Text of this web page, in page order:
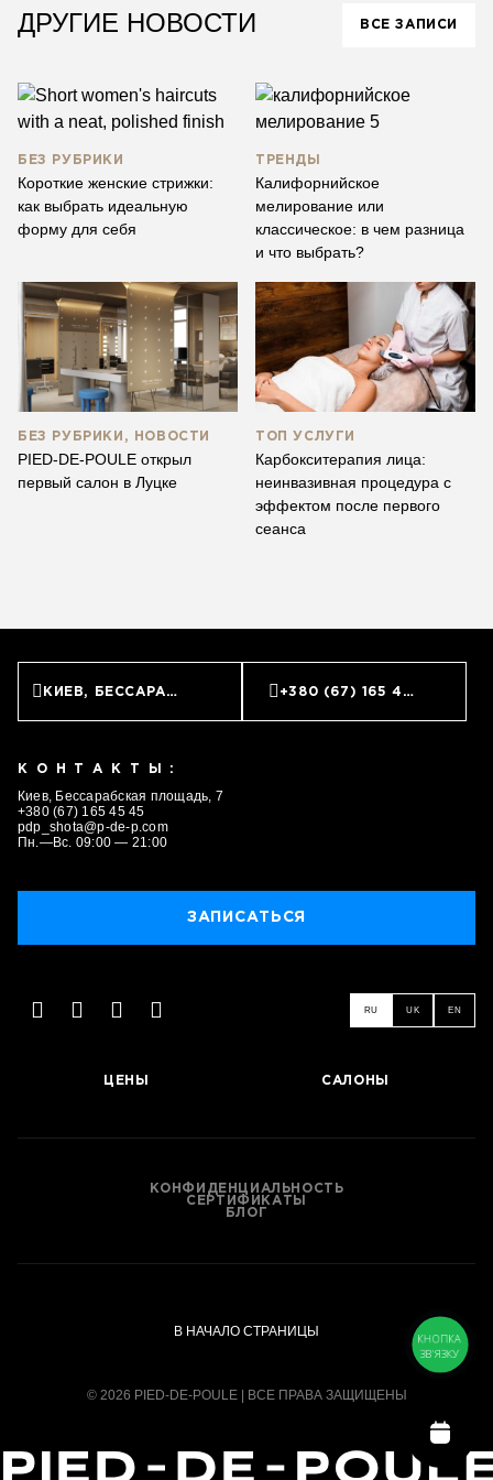
ДРУГИЕ НОВОСТИ ВСЕ ЗАПИСИ
БЕЗ РУБРИКИ
Короткие женские стрижки:
как выбрать идеальную
форму для себя
ТРЕНДЫ
Калифорнийское
мелирование или
классическое: в чем разница
и что выбрать?
БЕЗ РУБРИКИ, НОВОСТИ
PIED-DE-POULE открыл
первый салон в Луцке
ТОП УСЛУГИ
Карбокситерапия лица:
неинвазивная процедура с
эффектом после первого
сеанса
КИЕВ, БЕССАРАБСКАЯ ПЛОЩАДЬ, 7 +380 (67) 165 45 45
КОНТАКТЫ:
Киев, Бессарабская площадь, 7
+380 (67) 165 45 45
pdp_shota@p-de-p.com
Пн.—Вс. 09:00 — 21:00
ЗАПИСАТЬСЯ
RU UK EN
ЦЕНЫ САЛОНЫ
КОНФИДЕНЦИАЛЬНОСТЬ
СЕРТИФИКАТЫ
БЛОГ
В НАЧАЛО СТРАНИЦЫ
© 2026 PIED-DE-POULE | ВСЕ ПРАВА ЗАЩИЩЕНЫ
КНОПКА
ЗВ'ЯЗКУ